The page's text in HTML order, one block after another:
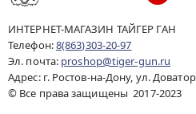
ИНТЕРНЕТ-МАГАЗИН ТАЙГЕР ГАН
Телефон:8(863)303-20-97
Эл. почта: proshop@tiger-gun.ru
Адрес: г. Ростов-на-Дону, ул.
© Все права защищены 2017-2023